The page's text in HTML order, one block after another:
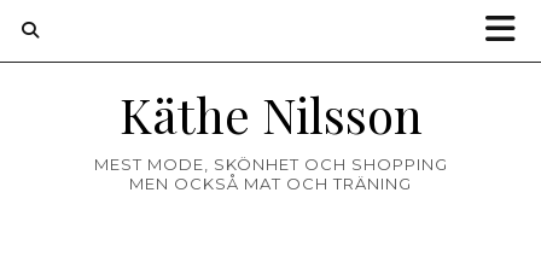
Käthe Nilsson
MEST MODE, SKÖNHET OCH SHOPPING
MEN OCKSÅ MAT OCH TRÄNING